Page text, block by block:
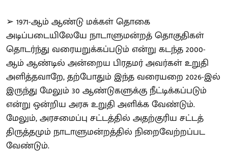
➢ 1971-ஆம் ஆண்டு மக்கள் தொகை
அடிப்படையிலேயே நாடாளுமன்றத் தொகுதிகள்
தொடர்ந்து வரையறுக்கப்படும் என்று கடந்த 2000-
ஆம் ஆண்டில் அன்றைய பிரதமர் அவர்கள் உறுதி
அளித்தவாறே, தற்போதும் இந்த வரையறை 2026-இல்
இருந்து மேலும் 30 ஆண்டுகளுக்கு நீட்டிக்கப்படும்
என்று ஒன்றிய அரசு உறுதி அளிக்க வேண்டும்.
மேலும், அரசமைப்பு சட்டத்தில் அதற்குரிய சட்டத்
திருத்தமும் நாடாளுமன்றத்தில் நிறைவேற்றப்பட
வேண்டும்.